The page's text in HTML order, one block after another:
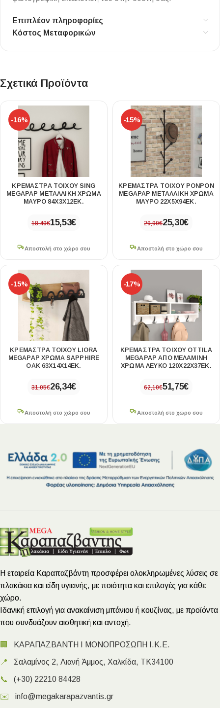
Επιπλέον πληροφορίες
Κόστος Μεταφορικών
Σχετικά Προϊόντα
-16%
ΚΡΕΜΆΣΤΡΑ ΤΟΊΧΟΥ SING
MEGAPAP ΜΕΤΑΛΛΙΚΉ ΧΡΏΜΑ
ΜΑΎΡΟ 84X3X12ΕΚ.
18,40€15,53€
Αποστολή στο χώρο σου
-15%
ΚΡΕΜΆΣΤΡΑ ΤΟΊΧΟΥ PONPON
MEGAPAP ΜΕΤΑΛΛΙΚΉ ΧΡΏΜΑ
ΜΑΎΡΟ 22X5X94ΕΚ.
29,90€25,30€
Αποστολή στο χώρο σου
-15%
ΚΡΕΜΆΣΤΡΑ ΤΟΊΧΟΥ LIORA
MEGAPAP ΧΡΏΜΑ SAPPHIRE
OAK 63X14X14ΕΚ.
31,05€26,34€
Αποστολή στο χώρο σου
-17%
ΚΡΕΜΆΣΤΡΑ ΤΟΊΧΟΥ OTTILA
MEGAPAP ΑΠΌ ΜΕΛΑΜΊΝΗ
ΧΡΏΜΑ ΛΕΥΚΌ 120X22X37ΕΚ.
62,10€51,75€
Αποστολή στο χώρο σου
Η εταιρεία Καραπαζβάντη προσφέρει ολοκληρωμένες λύσεις σε
πλακάκια και είδη υγιεινής, με ποιότητα και επιλογές για κάθε
χώρο.
Ιδανική επιλογή για ανακαίνιση μπάνιου ή κουζίνας, με προϊόντα
που συνδυάζουν αισθητική και αντοχή.
🏢 ΚΑΡΑΠΑΖΒΑΝΤΗ Ι ΜΟΝΟΠΡΟΣΩΠΗ Ι.Κ.Ε.
📍 Σαλαμίνος 2, Λιανή Άμμος, Χαλκίδα, ΤΚ34100
📞 (+30) 22210 84428
✉️ info@megakarapazvantis.gr